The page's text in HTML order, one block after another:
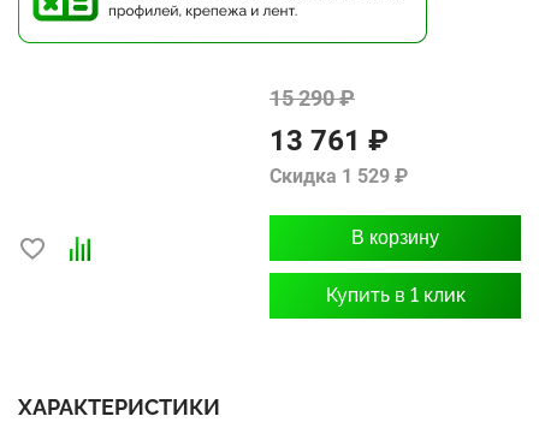
15 290 ₽
13 761 ₽
Скидка 1 529 ₽
В корзину
Купить в 1 клик
ХАРАКТЕРИСТИКИ